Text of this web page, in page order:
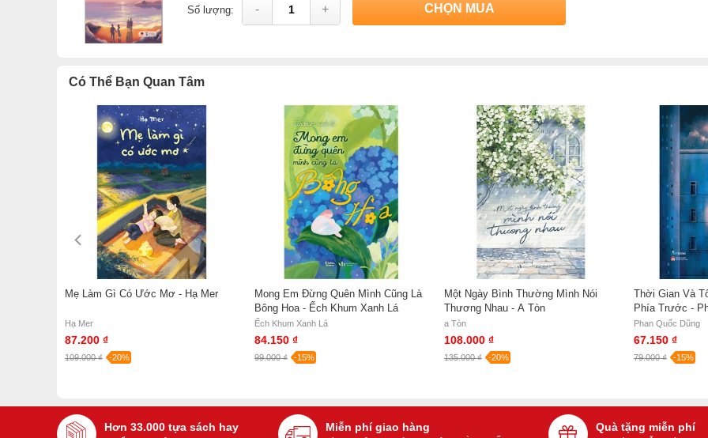
Số lượng: - + CHỌN MUA
Có Thể Bạn Quan Tâm
Mẹ Làm Gì Có Ước Mơ - Hạ Mer
Hạ Mer
87.200 ₫
109.000 ₫ -20%
Mong Em Đừng Quên Mình Cũng Là
Bông Hoa - Ếch Khum Xanh Lá
Ếch Khum Xanh Lá
84.150 ₫
99.000 ₫ -15%
Một Ngày Bình Thường Mình Nói
Thương Nhau - A Tòn
a Tòn
108.000 ₫
135.000 ₫ -20%
Thời Gian Và
Phía Trước -
Phan Quốc Dũng
67.150 ₫
79.000 ₫ -15%
Hơn 33.000 tựa sách hay Miễn phí giao hàng Quà tặng miễn phí